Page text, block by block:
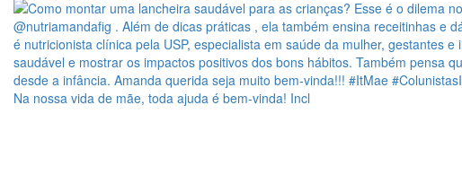
Na nossa vida de mãe, toda ajuda é bem-vinda! Incl